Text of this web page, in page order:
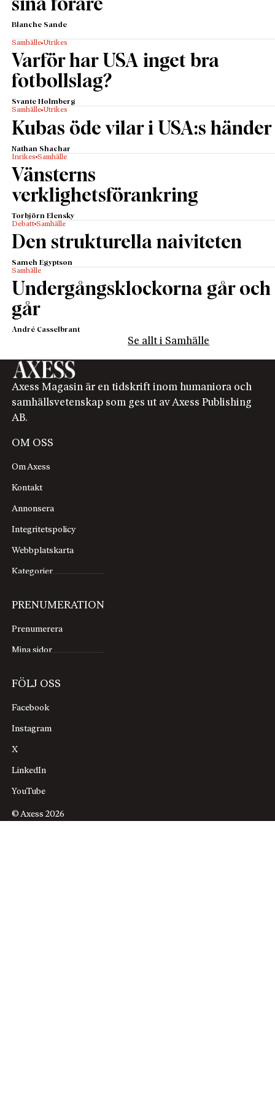
sina förare
Blanche Sande
Samhälle Utrikes
Varför har USA inget bra
fotbollslag?
Svante Holmberg
Samhälle Utrikes
Kubas öde vilar i USA:s händer
Nathan Shachar
Inrikes Samhälle
Vänsterns
verklighetsförankring
Torbjörn Elensky
Debatt Samhälle
Den strukturella naiviteten
Sameh Egyptson
Samhälle
Undergångsklockorna går och
går
André Casselbrant
Se allt i Samhälle
Axess Magasin är en tidskrift inom humaniora och
samhällsvetenskap som ges ut av Axess Publishing
AB.
OM OSS
Om Axess
Kontakt
Annonsera
Integritetspolicy
Webbplatskarta
Kategorier
PRENUMERATION
Prenumerera
Mina sidor
FÖLJ OSS
Facebook
Instagram
X
LinkedIn
YouTube
© Axess 2026